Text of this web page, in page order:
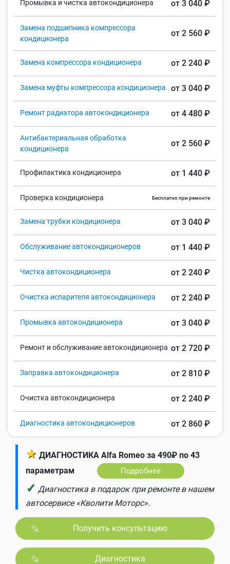
Промывка и чистка автокондиционера от 3 040 ₽
Замена подшипника компрессора
кондиционера
от 2 560 ₽
Замена компрессора кондиционера от 2 240 ₽
Замена муфты компрессора кондиционера от 3 040 ₽
Ремонт радиатора автокондиционера от 4 480 ₽
Антибактериальная обработка
кондиционера
от 2 560 ₽
Профилактика кондиционера от 1 440 ₽
Проверка кондиционера Бесплатно при ремонте
Замена трубки кондиционера от 3 040 ₽
Обслуживание автокондиционеров от 1 440 ₽
Чистка автокондиционера от 2 240 ₽
Очистка испарителя автокондиционера от 2 240 ₽
Промывка автокондиционера от 3 040 ₽
Ремонт и обслуживание автокондиционера от 2 720 ₽
Заправка автокондиционера от 2 810 ₽
Очистка автокондиционера от 2 240 ₽
Диагностика автокондиционеров от 2 860 ₽
★ ДИАГНОСТИКА Alfa Romeo за 490₽ по 43
параметрам
Подробнее
✓ Диагностика в подарок при ремонте в нашем
автосервисе «Кволити Моторс».
Получить консультацию
Диагностика